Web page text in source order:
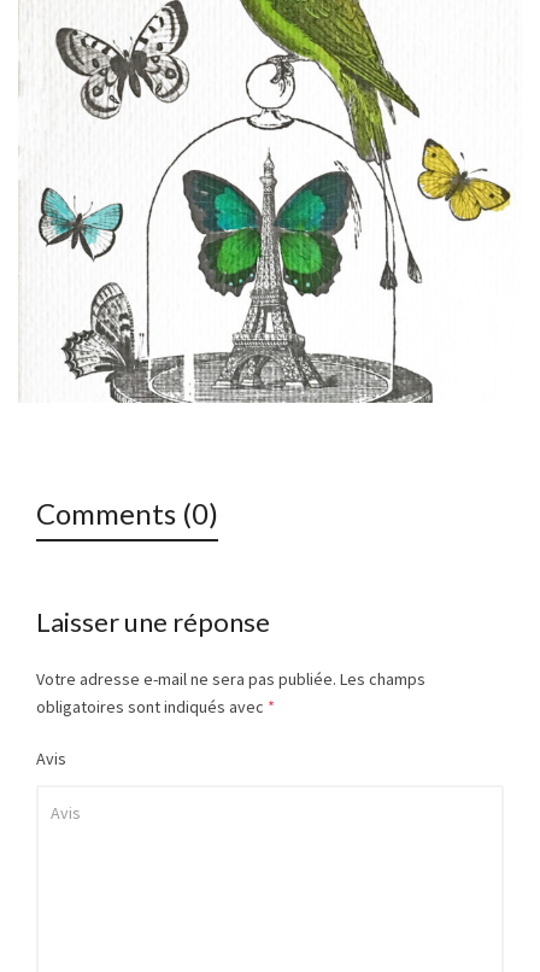
Comments (0)
Laisser une réponse
Votre adresse e-mail ne sera pas publiée. Les champs
obligatoires sont indiqués avec *
Avis